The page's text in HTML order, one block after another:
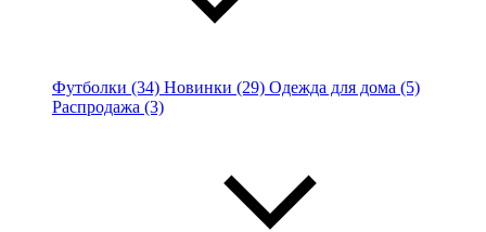
Футболки (34) Новинки (29) Одежда для дома (5)
Распродажа (3)